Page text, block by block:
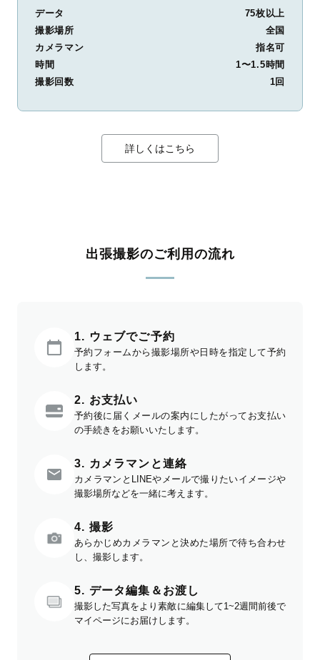
データ
75枚以上
撮影場所
全国
カメラマン
指名可
時間
1〜1.5時間
撮影回数
1回
詳しくはこちら
出張撮影のご利用の流れ
1. ウェブでご予約
予約フォームから撮影場所や日時を指定して予約
します。
2. お支払い
予約後に届くメールの案内にしたがってお支払い
の手続きをお願いいたします。
3. カメラマンと連絡
カメラマンとLINEやメールで撮りたいイメージや
撮影場所などを一緒に考えます。
4. 撮影
あらかじめカメラマンと決めた場所で待ち合わせ
し、撮影します。
5. データ編集＆お渡し
撮影した写真をより素敵に編集して1~2週間前後で
マイページにお届けします。